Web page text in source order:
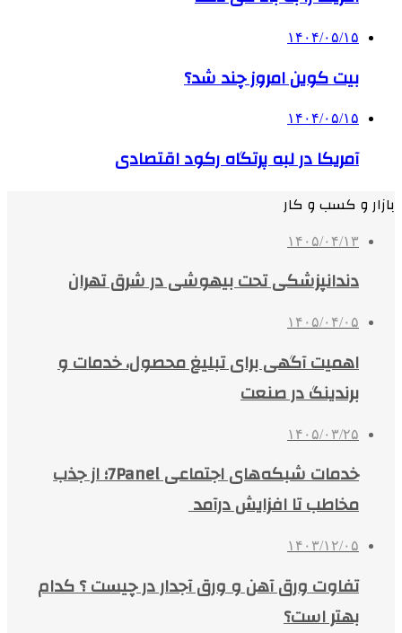
۱۴۰۴/۰۵/۱۵
بیت کوین امروز چند شد؟
۱۴۰۴/۰۵/۱۵
آمریکا در لبه پرتگاه رکود اقتصادی
بازار و کسب و کار
۱۴۰۵/۰۴/۱۳
دندانپزشکی تحت بیهوشی در شرق تهران
۱۴۰۵/۰۴/۰۵
اهمیت آگهی برای تبلیغ محصول، خدمات و
برندینگ در صنعت
۱۴۰۵/۰۳/۲۵
خدمات شبکه‌های اجتماعی 7Panel؛ از جذب
مخاطب تا افزایش درآمد
۱۴۰۳/۱۲/۰۵
تفاوت ورق آهن و ورق آجدار در چیست ؟ کدام
بهتر است؟